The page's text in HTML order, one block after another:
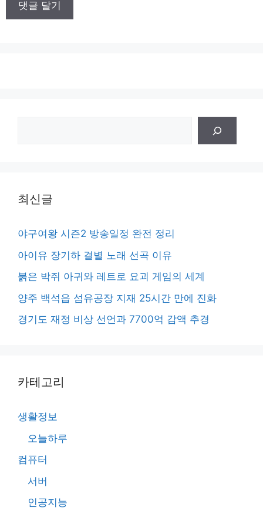
최신글
야구여왕 시즌2 방송일정 완전 정리
아이유 장기하 결별 노래 선곡 이유
붉은 박쥐 아귀와 레트로 요괴 게임의 세계
양주 백석읍 섬유공장 지재 25시간 만에 진화
경기도 재정 비상 선언과 7700억 감액 추경
카테고리
생활정보
오늘하루
컴퓨터
서버
인공지능